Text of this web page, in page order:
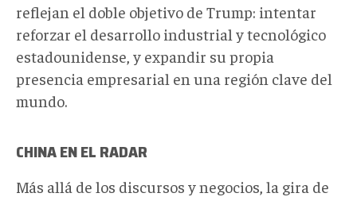
reflejan el doble objetivo de Trump: intentar
reforzar el desarrollo industrial y tecnológico
estadounidense, y expandir su propia
presencia empresarial en una región clave del
mundo.
CHINA EN EL RADAR
Más allá de los discursos y negocios, la gira de